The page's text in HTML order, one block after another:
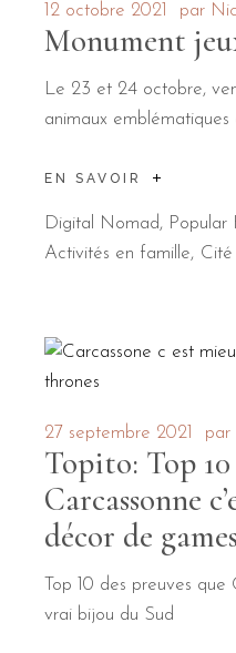
12 octobre 2021 par
Monument
Le 23 et 24 octobre,
animaux
EN SAVOIR
Digital Nomad, Popular
Activités en famille
27 septembre 2021 par
Topito: Top 10
Carcassonne
décor de
Top 10 des preuves
vrai bijou du Sud